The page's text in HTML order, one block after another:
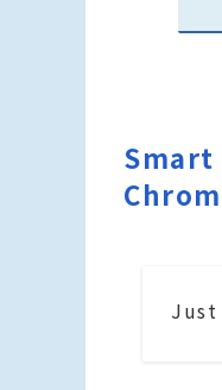
Smart
Just